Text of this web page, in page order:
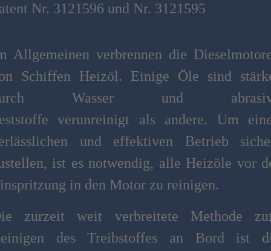
Nr. 3121596 und Nr. 3121595
Allgemeinen verbrennen die
Schiffen Heizöl. Einige Öle sind
Wasser und
verunreinigt als andere. Um
und effektiven Betrieb
ist es notwendig, alle Heizöle vor
in den Motor zu reinigen.
zurzeit weit verbreitete Methode
des Treibstoffes an Bord ist